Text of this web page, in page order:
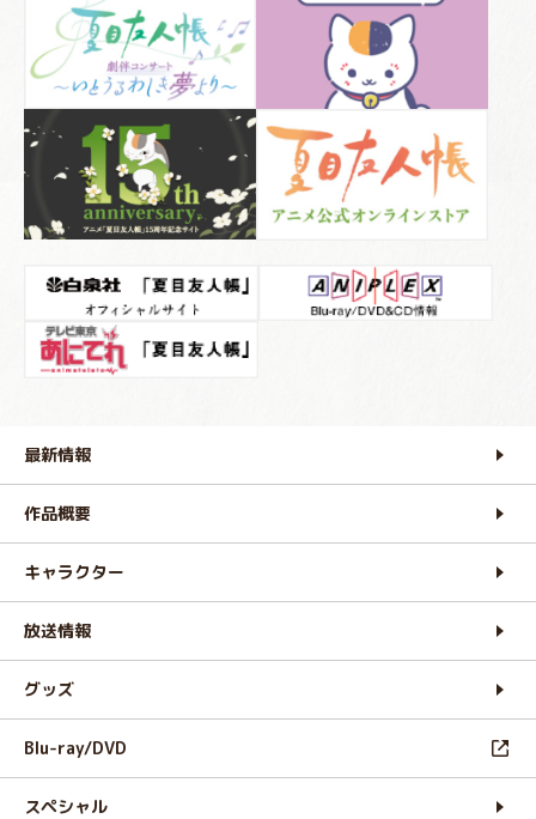
最新情報
作品概要
キャラクター
放送情報
グッズ
Blu-ray/DVD
スペシャル